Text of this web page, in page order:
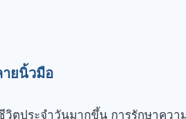
ยนิ้วมือ
ตประจำวันมากขึ้น การรักษาคว